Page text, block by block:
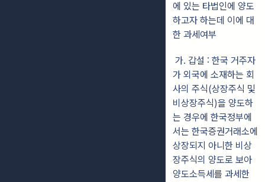
에 있는 타법인에 양도
하고자 하는데 이에 대
한 과세여부
가. 갑설 : 한국 거주자
가 외국에 소재하는 회
사의 주식(상장주식 및
비상장주식)을 양도하
는 경우에 한국정부에
서는 한국증권거래소에
상장되지 아니한 비상
장주식의 양도로 보아
양도소득세를 과세한